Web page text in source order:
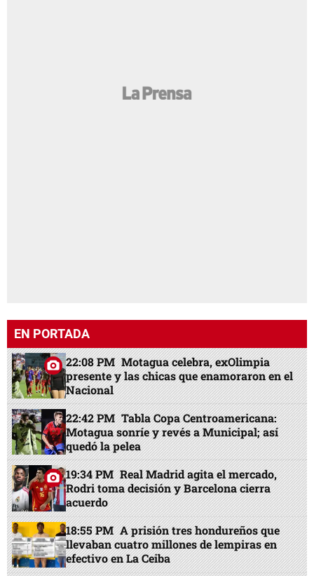
EN PORTADA
22:08 PM Motagua celebra, exOlimpia
presente y las chicas que enamoraron en el
Nacional
22:42 PM Tabla Copa Centroamericana:
Motagua sonríe y revés a Municipal; así
quedó la pelea
19:34 PM Real Madrid agita el mercado,
Rodri toma decisión y Barcelona cierra
acuerdo
18:55 PM A prisión tres hondureños que
llevaban cuatro millones de lempiras en
efectivo en La Ceiba